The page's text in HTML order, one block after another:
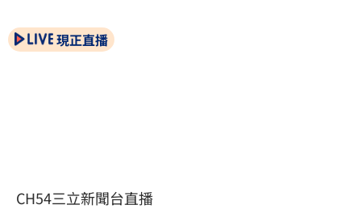
現正直播
CH54三立新聞台直播